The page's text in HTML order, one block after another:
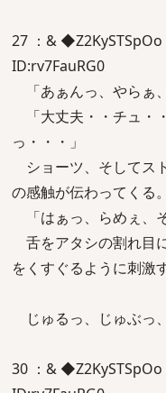
27 ：&
ID:rv7FauRG0
「あぁんっ、やらぁ
「大丈夫・・チュ・
っ・・・」
ショーツ、そしてス
の感触が伝わってくる。
「はぁっ、らめぇ、
舌をアタシの割れ目
をくすぐるように刺激
じゅるっ、じゅぶっ
30 ：&